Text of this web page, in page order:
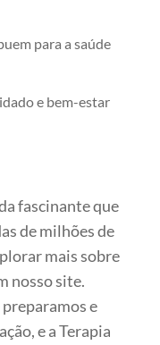
para a saúde
e bem-estar
fascinante que
de milhões de
mais sobre
nosso site.
e
e a Terapia